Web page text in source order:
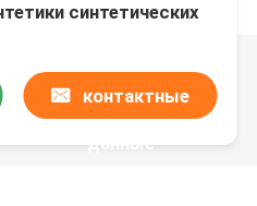
синтетических
контактные
данные